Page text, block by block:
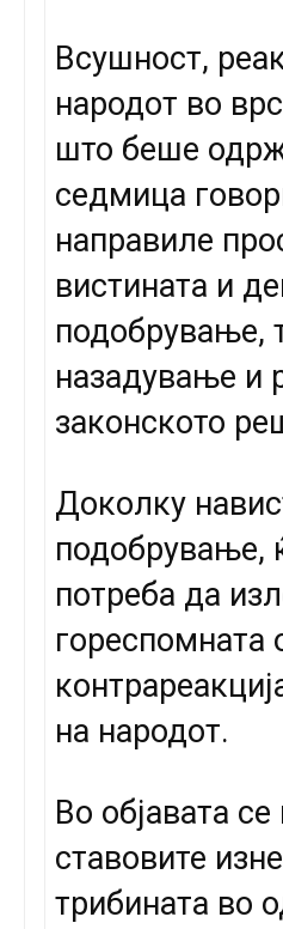
Всушност,
народот во
што беше
седмица
направиле
вистината и
подобрување,
назадување и
законското
Доколку
подобрување,
потреба да
гореспомната
на народот.
Во објавата
ставовите
трибината во